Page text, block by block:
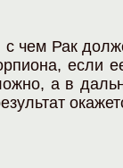
чем Рак
если
а в